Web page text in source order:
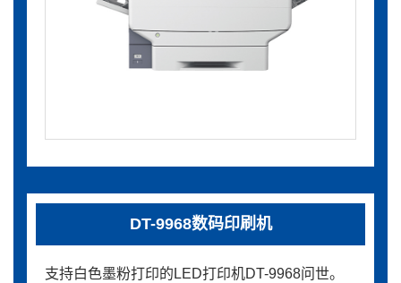
DT-9968数码印刷机
支持白色墨粉打印的LED打印机DT-9968问世。